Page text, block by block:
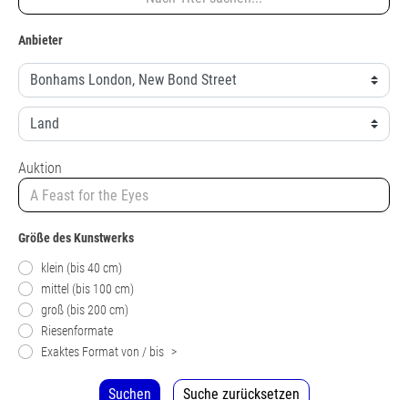
Anbieter
Auktion
Größe des Kunstwerks
klein (bis 40 cm)
mittel (bis 100 cm)
groß (bis 200 cm)
Riesenformate
Exaktes Format von / bis >
Suchen Suche zurücksetzen